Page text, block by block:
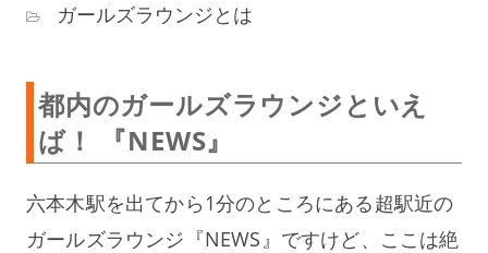
ガールズラウンジとは
都内のガールズラウンジといえ
ば！ 『NEWS』
六本木駅を出てから1分のところにある超駅近の
ガールズラウンジ『NEWS』ですけど、ここは絶